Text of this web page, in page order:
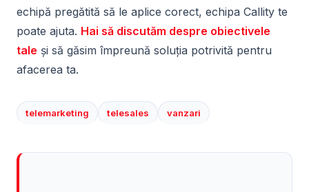
echipă pregătită să le aplice corect, echipa Callity te
poate ajuta. Hai să discutăm despre obiectivele
tale și să găsim împreună soluția potrivită pentru
afacerea ta.
telemarketing telesales vanzari